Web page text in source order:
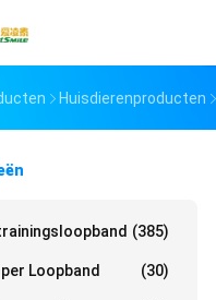
Huisdierenproducten
(385)
Loopband (30)